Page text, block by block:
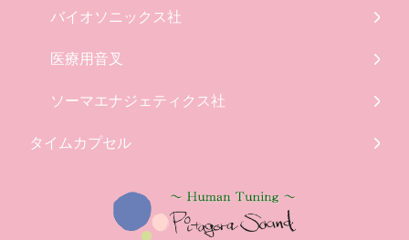
バイオソニックス社
医療用音叉
ソーマエナジェティクス社
タイムカプセル